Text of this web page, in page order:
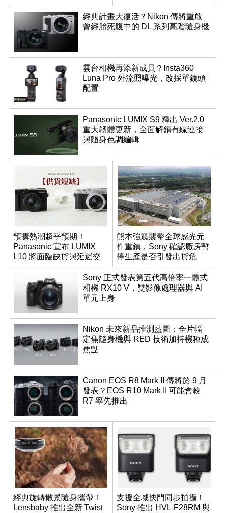
滿
經典計畫大復活？Nikon 傳將重啟
曾經胎死腹中的 DL 系列高階隨身機
雲台相機再添新成員？Insta360
Luna Pro 外流照曝光，改採單鏡頭
配置
Panasonic LUMIX S9 釋出 Ver.2.0
重大韌體更新，全面解鎖有線連接
與隨身色調編輯
預購熱潮超乎預期！
Panasonic 宣布 LUMIX
L10 將面臨缺貨與延遲交
貨時間
熊本強震襲擊全球感光元
件重鎮，Sony 確認廠房暫
停生產是否引發出貨危
機？
Sony 正式發表第五代高倍率一體式
相機 RX10 V，雙影像處理器與 AI
單元上身
Nikon 未來新品推測藍圖：全片幅
定焦隨身機與 RED 技術加持機種成
焦點
Canon EOS R8 Mark II 傳將於 9 月
發表？EOS R10 Mark II 可能會較
R7 率先推出
經典旋轉散景隨身攜帶！
Lensbaby 推出全新 Twist
支援全域快門同步拍攝！
Sony 推出 HVL-F28RM 與